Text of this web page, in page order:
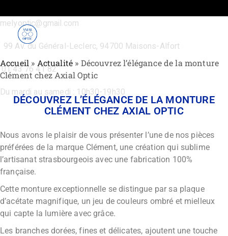
the
content
melyoptic@gmail.com
99 Av. du Général-Leclerc, 94700 Maisons-Alfort
01 43 76 41 82
Du mardi au samedi : 10h30-19h30
Accueil » Actualité » Découvrez l’élégance de la monture
Clément chez Axial Optic
DÉCOUVREZ L’ÉLÉGANCE DE LA MONTURE
CLÉMENT CHEZ AXIAL OPTIC
Nous avons le plaisir de vous présenter l’une de nos pièces
préférées de la marque Clément, une création qui sublime
l’artisanat strasbourgeois avec une fabrication 100%
française.
Cette monture exceptionnelle se distingue par sa plaque
d’acétate magnifique, un jeu de couleurs ombré et mielleux
qui capte la lumière avec grâce.
Les branches dorées, fines et délicates, ajoutent une touche